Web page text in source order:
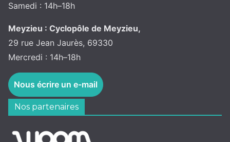
Samedi : 14h–18h
Meyzieu : Cyclopôle de Meyzieu,
29 rue Jean Jaurès, 69330
Mercredi : 14h–18h
Nous écrire un e-mail
Nos partenaires